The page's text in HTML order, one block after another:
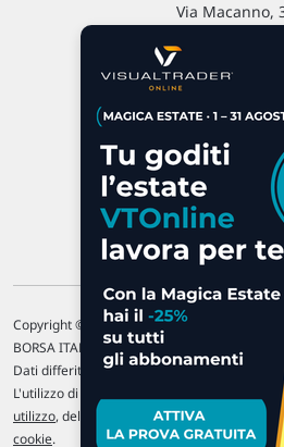
Via Macanno,
P.IVA 02 452 460
Chi siamo
Commenti e
Contattaci
Copyright © 1996-2026 Traderlink Italia s.r.l.
BORSA ITALIANA Quotazioni di borsa
Dati differiti di 15 min. (fonte Intrinio) /
L'utilizzo di questo sito implica l'accettazione
utilizzo, del Disclaimer MAR, delle Politiche
cookie.